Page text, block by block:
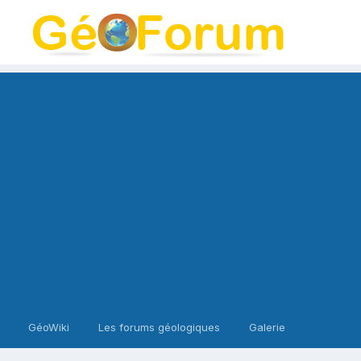
GéoWiki Les forums géologiques Galerie